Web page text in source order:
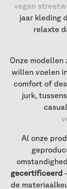
vegan
jaar kleding
relaxte
Onze modellen
willen voelen
comfort of
jurk,
casual
Al onze
gecertificeerd
de